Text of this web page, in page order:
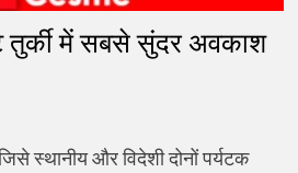
में सबसे सुंदर अवकाश
स्थानीय और विदेशी दोनों पर्यटक